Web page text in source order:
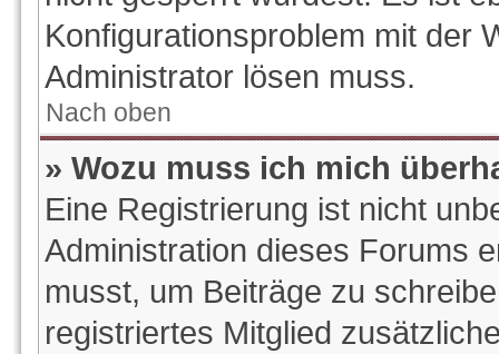
Konfigurationsproblem mit der
Administrator lösen muss.
Nach oben
» Wozu muss ich mich
Eine Registrierung ist nicht
Administration dieses Forums
musst, um Beiträge zu
registriertes Mitglied